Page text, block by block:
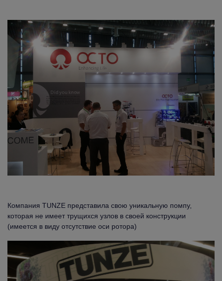
Компания TUNZE представила свою уникальную помпу,
которая не имеет трущихся узлов в своей конструкции
(имеется в виду отсутствие оси ротора)